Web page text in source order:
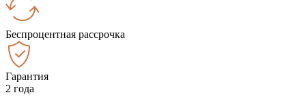
Беспроцентная рассрочка
Гарантия
2 года